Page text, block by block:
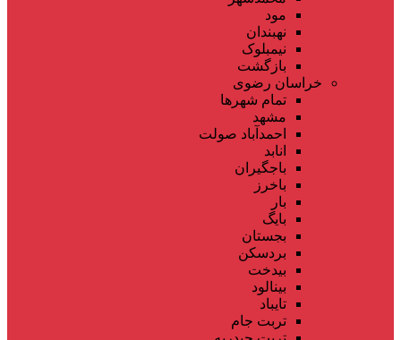
مود
نهبندان
نیمبلوک
بازگشت
خراسان رضوی
تمام شهر‌ها
مشهد
احمدآباد صولت
انابد
باجگیران
باخرز
بار
بایگ
بجستان
بردسکن
بیدخت
بینالود
تایباد
تربت جام